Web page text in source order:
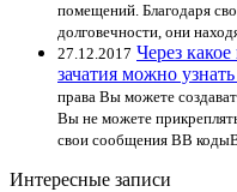
помещений. Благодаря
долговечности, они
27.12.2017 Через
зачатия можно
права Вы можете
Вы не можете
свои сообщения BB
Интересные записи